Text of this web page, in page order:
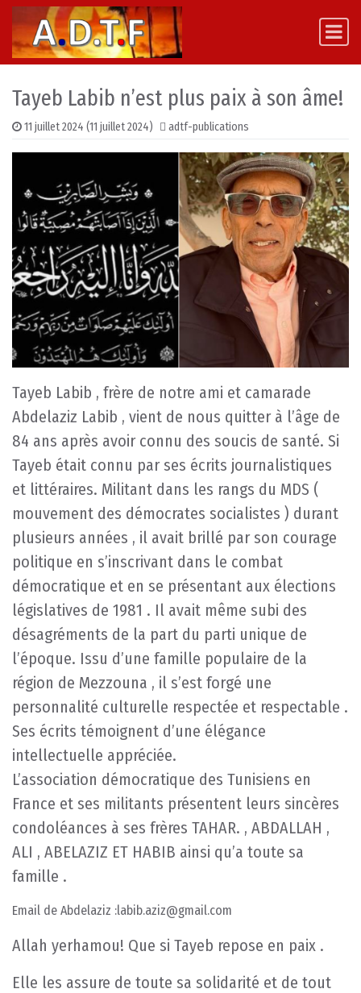
Skip to content
Main Navigation
Tayeb Labib n’est plus paix à son âme!
11 juillet 2024 (11 juillet 2024) adtf-publications
Tayeb Labib , frère de notre ami et camarade
Abdelaziz Labib , vient de nous quitter à l’âge de
84 ans après avoir connu des soucis de santé. Si
Tayeb était connu par ses écrits journalistiques
et littéraires. Militant dans les rangs du MDS (
mouvement des démocrates socialistes ) durant
plusieurs années , il avait brillé par son courage
politique en s’inscrivant dans le combat
démocratique et en se présentant aux élections
législatives de 1981 . Il avait même subi des
désagréments de la part du parti unique de
l’époque. Issu d’une famille populaire de la
région de Mezzouna , il s’est forgé une
personnalité culturelle respectée et respectable .
Ses écrits témoignent d’une élégance
intellectuelle appréciée.
L’association démocratique des Tunisiens en
France et ses militants présentent leurs sincères
condoléances à ses frères TAHAR. , ABDALLAH ,
ALI , ABELAZIZ ET HABIB ainsi qu’a toute sa
famille .
Email de Abdelaziz :labib.aziz@gmail.com
Allah yerhamou! Que si Tayeb repose en paix .
Elle les assure de toute sa solidarité et de tout